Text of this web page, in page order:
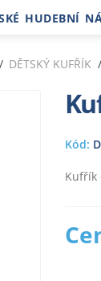
HUDEBNÍ
DĚTSKÝ KUFŘÍK
Kód:
Kufřík